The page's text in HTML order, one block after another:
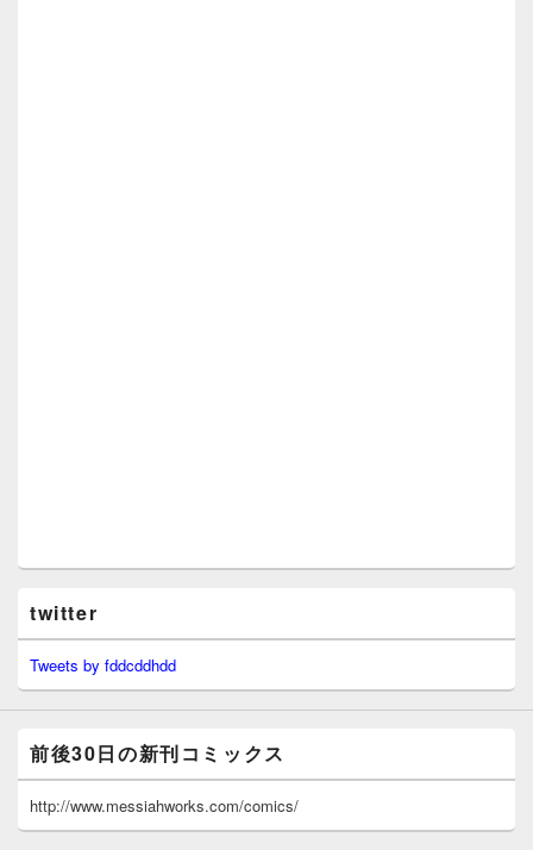
twitter
Tweets by fddcddhdd
前後30日の新刊コミックス
http://www.messiahworks.com/comics/